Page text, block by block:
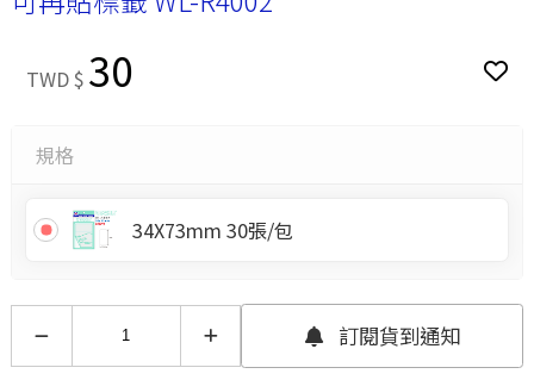
TWD $ 30
規格
34X73mm 30張/包
訂閱貨到通知